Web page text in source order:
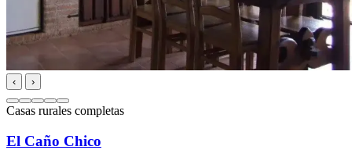
‹ ›
Casas rurales completas
El Caño Chico